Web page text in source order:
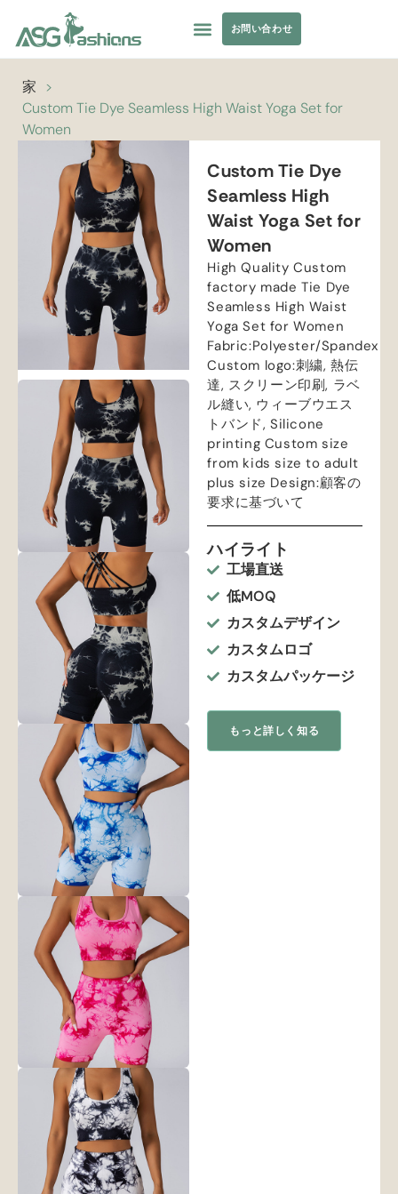
お問い合わせ
家 >
Custom Tie Dye Seamless High Waist Yoga Set for
Women
Custom Tie Dye
Seamless High
Waist Yoga Set for
Women
High Quality Custom
factory made Tie Dye
Seamless High Waist
Yoga Set for Women
Fabric:Polyester/Spandex
Custom logo:刺繍, 熱伝
達, スクリーン印刷, ラベ
ル縫い, ウィーブウエス
トバンド,Silicone
printing Custom size
from kids size to adult
plus size Design:顧客の
要求に基づいて
ハイライト
工場直送
低MOQ
カスタムデザイン
カスタムロゴ
カスタムパッケージ
もっと詳しく知る